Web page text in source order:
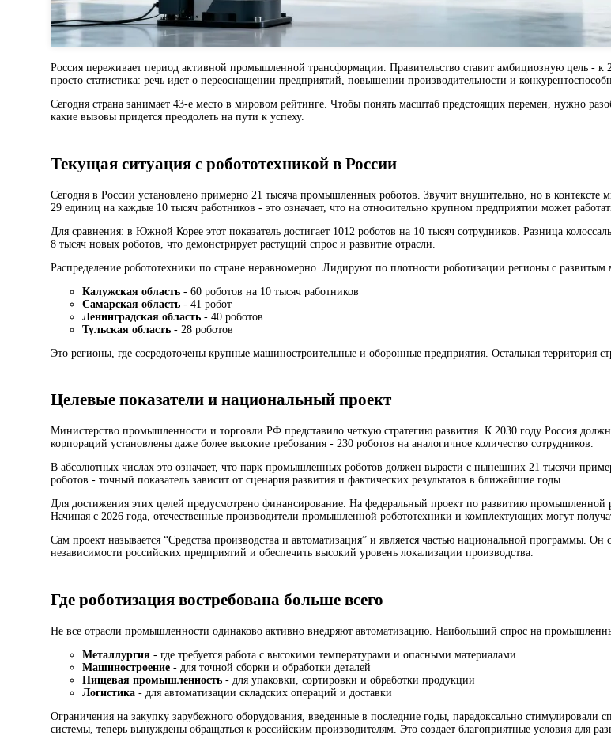
Россия переживает период активной промышленной трансформации. Правительство ставит амбициозную цель -
просто статистика: речь идет о переоснащении предприятий, повышении производительности и
Сегодня страна занимает 43-е место в мировом рейтинге. Чтобы понять масштаб предстоящих перемен, нужно
какие вызовы придется преодолеть на пути к успеху.
Текущая ситуация с робототехникой в России
Сегодня в России установлено примерно 21 тысяча промышленных роботов. Звучит внушительно, но в контексте
29 единиц на каждые 10 тысяч работников - это означает, что на относительно крупном предприятии может
Для сравнения: в Южной Корее этот показатель достигает 1012 роботов на 10 тысяч сотрудников. Разница
8 тысяч новых роботов, что демонстрирует растущий спрос и развитие отрасли.
Распределение робототехники по стране неравномерно. Лидируют по плотности роботизации регионы с
Калужская область - 60 роботов на 10 тысяч работников
Самарская область - 41 робот
Ленинградская область - 40 роботов
Тульская область - 28 роботов
Это регионы, где сосредоточены крупные машиностроительные и оборонные предприятия. Остальная территория
Целевые показатели и национальный проект
Министерство промышленности и торговли РФ представило четкую стратегию развития. К 2030 году Россия
корпораций установлены даже более высокие требования - 230 роботов на аналогичное количество сотрудников.
В абсолютных числах это означает, что парк промышленных роботов должен вырасти с нынешних 21 тысячи
роботов - точный показатель зависит от сценария развития и фактических результатов в ближайшие годы.
Для достижения этих целей предусмотрено финансирование. На федеральный проект по развитию промышленной
Начиная с 2026 года, отечественные производители промышленной робототехники и комплектующих могут
Сам проект называется “Средства производства и автоматизация” и является частью национальной программы.
независимости российских предприятий и обеспечить высокий уровень локализации производства.
Где роботизация востребована больше всего
Не все отрасли промышленности одинаково активно внедряют автоматизацию. Наибольший спрос на
Металлургия - где требуется работа с высокими температурами и опасными материалами
Машиностроение - для точной сборки и обработки деталей
Пищевая промышленность - для упаковки, сортировки и обработки продукции
Логистика - для автоматизации складских операций и доставки
Ограничения на закупку зарубежного оборудования, введенные в последние годы, парадоксально
системы, теперь вынуждены обращаться к российским производителям. Это создает благоприятные условия для